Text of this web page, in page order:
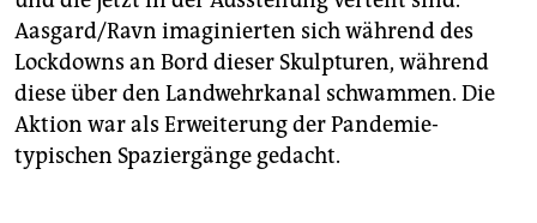
Aasgard/Ravn imaginierten sich während des
Lockdowns an Bord dieser Skulpturen, während
diese über den Landwehrkanal schwammen. Die
Aktion war als Erweiterung der Pandemie-
typischen Spaziergänge gedacht.